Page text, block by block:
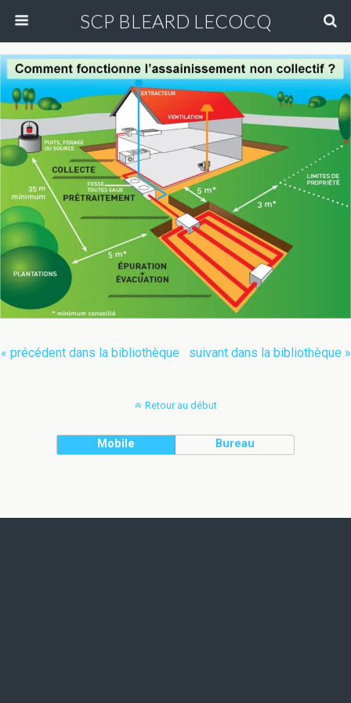
SCP BLEARD LECOCQ
« précédent dans la bibliothèque suivant dans la bibliothèque »
Retour au début
Mobile Bureau